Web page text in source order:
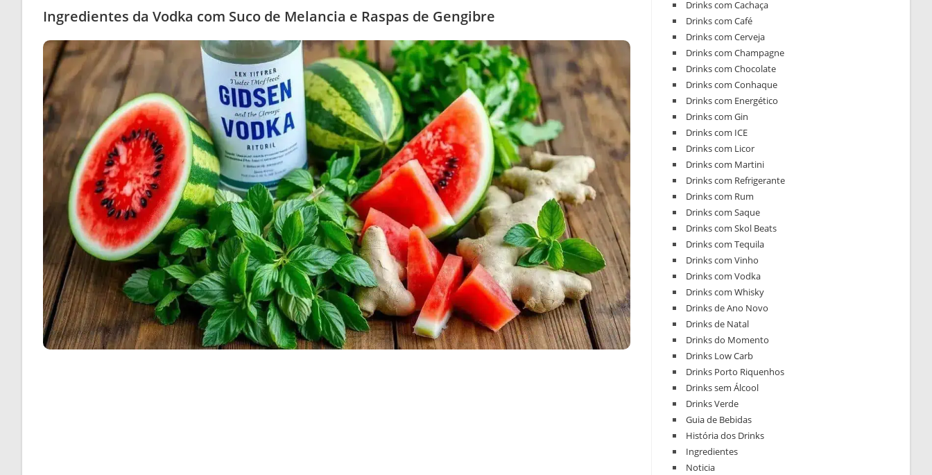
Ingredientes da Vodka com Suco de Melancia e Raspas de Gengibre
Drinks com Cachaça
Drinks com Café
Drinks com Cerveja
Drinks com Champagne
Drinks com Chocolate
Drinks com Conhaque
Drinks com Energético
Drinks com Gin
Drinks com ICE
Drinks com Licor
Drinks com Martini
Drinks com Refrigerante
Drinks com Rum
Drinks com Saque
Drinks com Skol Beats
Drinks com Tequila
Drinks com Vinho
Drinks com Vodka
Drinks com Whisky
Drinks de Ano Novo
Drinks de Natal
Drinks do Momento
Drinks Low Carb
Drinks Porto Riquenhos
Drinks sem Álcool
Drinks Verde
Guia de Bebidas
História dos Drinks
Ingredientes
Noticia